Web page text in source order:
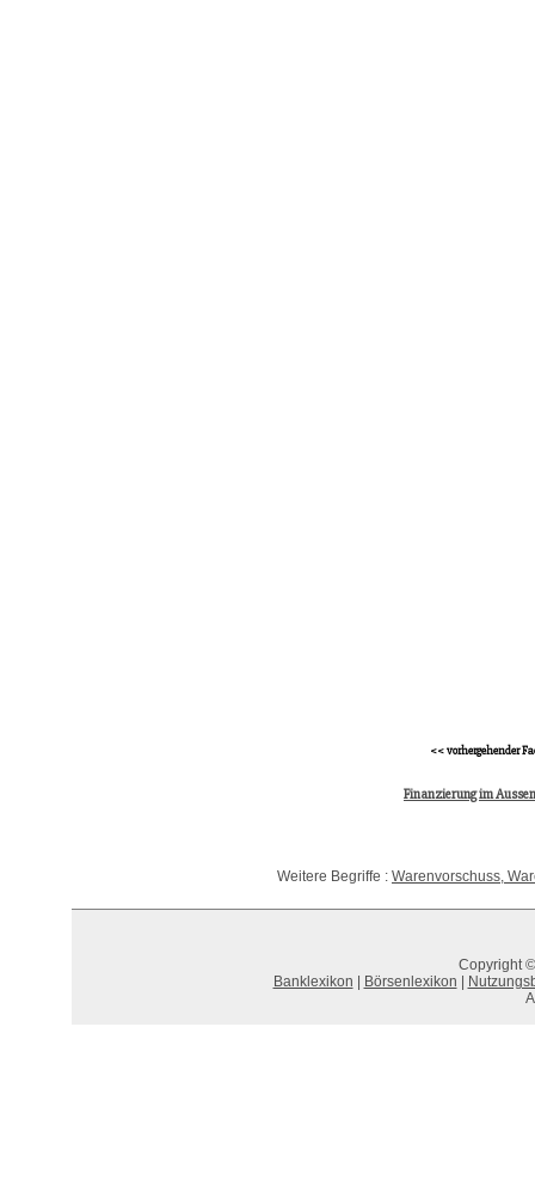
<< vorhergehender
Finanzierung im
Weitere Begriffe : Warenvorschuss,
Copyright
Banklexikon
Börsenlexikon